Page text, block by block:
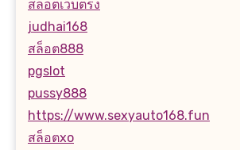
สล็อตเว็บตรง
judhai168
สล็อต888
pgslot
pussy888
https://www.sexyauto168.fun
สล็อตxo